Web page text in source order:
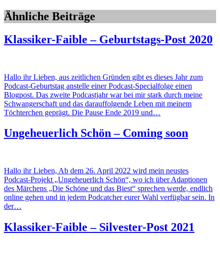
Ähnliche Beiträge
Klassiker-Faible – Geburtstags-Post 2020
Hallo ihr Lieben, aus zeitlichen Gründen gibt es dieses Jahr zum
Podcast-Geburtstag anstelle einer Podcast-Specialfolge einen
Blogpost. Das zweite Podcastjahr war bei mir stark durch meine
Schwangerschaft und das darauffolgende Leben mit meinem
Töchterchen geprägt. Die Pause Ende 2019 und…
Ungeheuerlich Schön – Coming soon
Hallo ihr Lieben, Ab dem 26. April 2022 wird mein neustes
Podcast-Projekt „Ungeheuerlich Schön“, wo ich über Adaptionen
des Märchens „Die Schöne und das Biest“ sprechen werde, endlich
online gehen und in jedem Podcatcher eurer Wahl verfügbar sein. In
der…
Klassiker-Faible – Silvester-Post 2021